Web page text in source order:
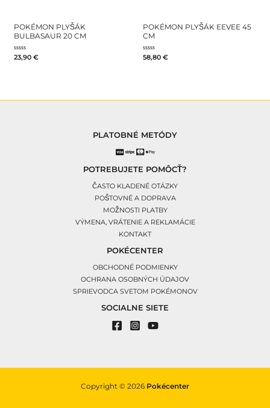
POKÉMON PLYŠÁK
BULBASAUR 20 CM
Hodnotenie
23,90 €
POKÉMON PLYŠÁK EEVEE 45
CM
Hodnotenie
58,80 €
PLATOBNÉ METÓDY
POTREBUJETE POMÔCŤ?
ČASTO KLADENÉ OTÁZKY
POŠTOVNÉ A DOPRAVA
MOŽNOSTI PLATBY
VÝMENA, VRÁTENIE A REKLAMÁCIE
KONTAKT
POKÉCENTER
OBCHODNÉ PODMIENKY
OCHRANA OSOBNÝCH ÚDAJOV
SPRIEVODCA SVETOM POKÉMONOV
SOCIALNE SIETE
Copyright © 2026 Pokécenter